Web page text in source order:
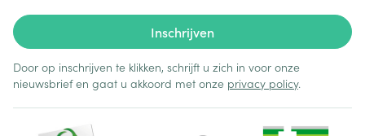
Inschrijven
Door op inschrijven te klikken, schrijft u zich in voor onze
nieuwsbrief en gaat u akkoord met onze privacy policy.